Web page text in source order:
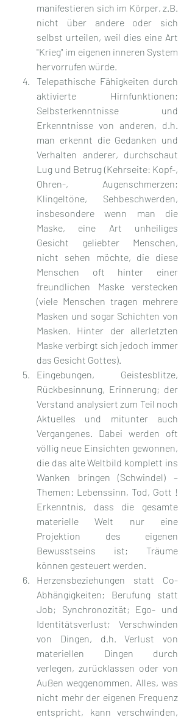
manifestieren sich im Körper, z.B.
nicht über andere oder sich
selbst urteilen, weil dies eine Art
"Krieg" im eigenen inneren System
hervorrufen würde.
Telepathische Fähigkeiten durch
aktivierte Hirnfunktionen;
Selbsterkenntnisse und
Erkenntnisse von anderen, d.h.
man erkennt die Gedanken und
Verhalten anderer, durchschaut
Lug und Betrug (Kehrseite: Kopf-,
Ohren-, Augenschmerzen;
Klingeltöne, Sehbeschwerden,
insbesondere wenn man die
Maske, eine Art unheiliges
Gesicht geliebter Menschen,
nicht sehen möchte, die diese
Menschen oft hinter einer
freundlichen Maske verstecken
(viele Menschen tragen mehrere
Masken und sogar Schichten von
Masken. Hinter der allerletzten
Maske verbirgt sich jedoch immer
das Gesicht Gottes).
Eingebungen, Geistesblitze,
Rückbesinnung, Erinnerung; der
Verstand analysiert zum Teil noch
Aktuelles und mitunter auch
Vergangenes. Dabei werden oft
völlig neue Einsichten gewonnen,
die das alte Weltbild komplett ins
Wanken bringen (Schwindel) –
Themen: Lebenssinn, Tod, Gott !
Erkenntnis, dass die gesamte
materielle Welt nur eine
Projektion des eigenen
Bewusstseins ist; Träume
können gesteuert werden.
Herzensbeziehungen statt Co-
Abhängigkeiten; Berufung statt
Job; Synchronozität; Ego- und
Identitätsverlust; Verschwinden
von Dingen, d.h. Verlust von
materiellen Dingen durch
verlegen, zurücklassen oder von
Außen weggenommen. Alles, was
nicht mehr der eigenen Frequenz
entspricht, kann verschwinden,